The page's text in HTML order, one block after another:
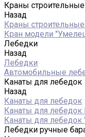
Краны
Назад
Краны
Кран модели
Лебедки
Назад
Лебедки
Автомобильные
Канаты для лебедок
Назад
Канаты для лебедок
Канаты для лебедок
Канаты для лебедок
Лебедки ручные